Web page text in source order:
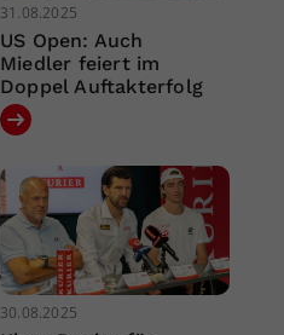
31.08.2025
US Open: Auch
Miedler feiert im
Doppel Auftakterfolg
30.08.2025